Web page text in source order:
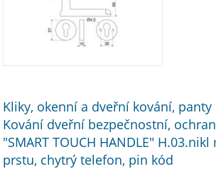
Kliky, okenní a dveřní kování,
Kování dveřní bezpečnostní,
"SMART TOUCH HANDLE"
prstu, chytrý telefon, pin kód